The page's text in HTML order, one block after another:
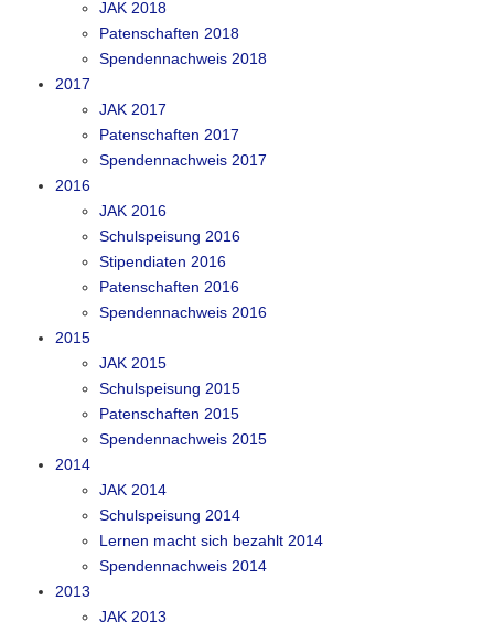
JAK 2018
Patenschaften 2018
Spendennachweis 2018
2017
JAK 2017
Patenschaften 2017
Spendennachweis 2017
2016
JAK 2016
Schulspeisung 2016
Stipendiaten 2016
Patenschaften 2016
Spendennachweis 2016
2015
JAK 2015
Schulspeisung 2015
Patenschaften 2015
Spendennachweis 2015
2014
JAK 2014
Schulspeisung 2014
Lernen macht sich bezahlt 2014
Spendennachweis 2014
2013
JAK 2013